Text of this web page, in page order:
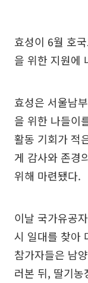
효성이 6월 호
을 위한 지원에
효성은 서울남
을 위한 나들이
활동 기회가 적
게 감사와 존경
위해 마련됐다.
이날 국가유공
시 일대를 찾아
참가자들은 남
러본 뒤, 딸기